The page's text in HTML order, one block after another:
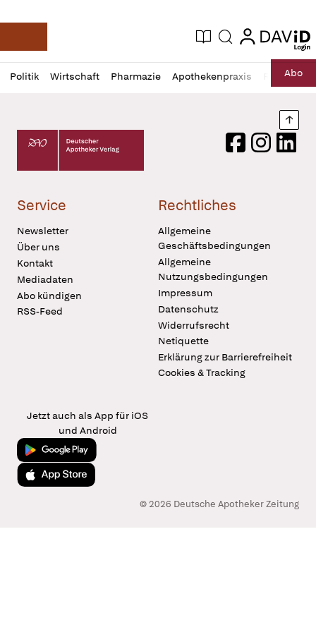
Deutsche Apotheker Zeitung
Aktuelle Ausgabe
Suche login
login
Politik Wirtschaft Pharmazie Apothekenpraxis RechtAbo
Profil
öffnen
Daz
Pur
Deutscher Apotheker Verlag Logo
FacebookInstagram
Service
Newsletter
Über uns
Kontakt
Mediadaten
Abo kündigen
RSS-Feed
Rechtliches
Allgemeine
Geschäftsbedingungen
Allgemeine
Nutzungsbedingungen
Impressum
Datenschutz
Widerrufsrecht
Netiquette
Erklärung zur Barrierefreiheit
Cookies & Tracking
Jetzt auch als App für iOS
und Android
Jetzt bei Google Play
Laden im App Store
© 2026 Deutsche Apotheker Zeitung